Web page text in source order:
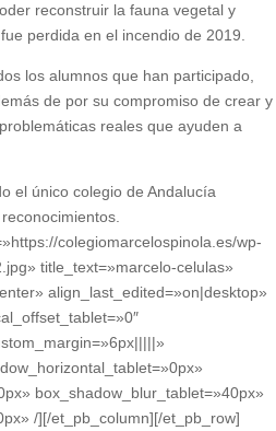
reconstruir la fauna vegetal y
perdida en el incendio de 2019.
los alumnos que han participado,
de por su compromiso de crear y
reales que ayuden a
el único colegio de Andalucía
colegiomarcelospinola.es/wp-
title_text=»marcelo-celulas»
align_last_edited=»on|desktop»
box_shadow_blur_tablet=»40px»
/][/et_pb_column][/et_pb_row]